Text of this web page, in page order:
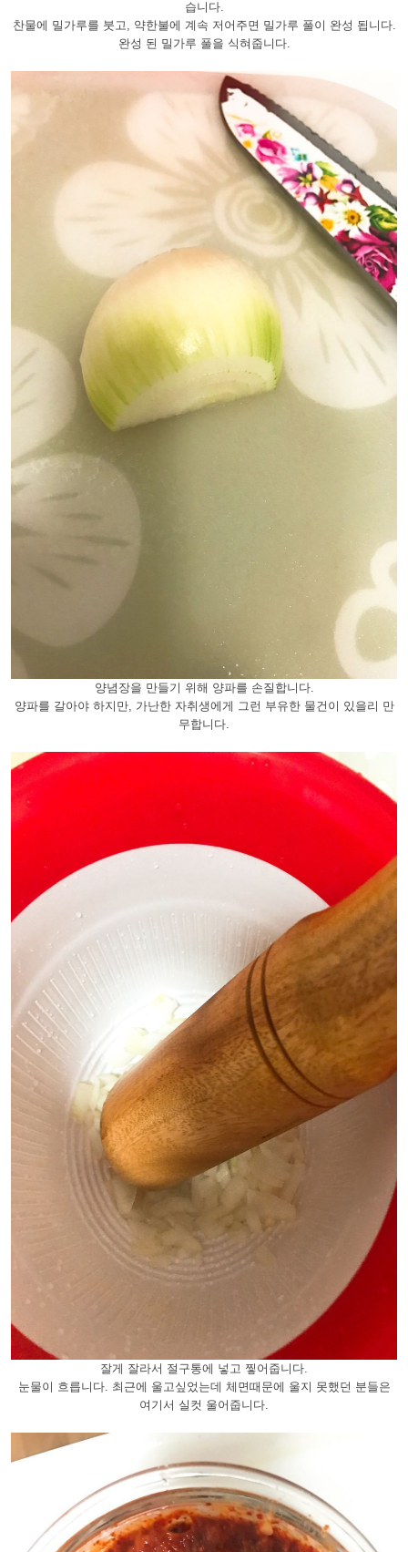
습니다.
찬물에 밀가루를 붓고, 약한불에 계속 저어주면 밀가루 풀이 완성 됩니다.
완성 된 밀가루 풀을 식혀줍니다.
양념장을 만들기 위해 양파를 손질합니다.
양파를 갈아야 하지만, 가난한 자취생에게 그런 부유한 물건이 있을리 만
무합니다.
잘게 잘라서 절구통에 넣고 찧어줍니다.
눈물이 흐릅니다. 최근에 울고싶었는데 체면때문에 울지 못했던 분들은
여기서 실컷 울어줍니다.